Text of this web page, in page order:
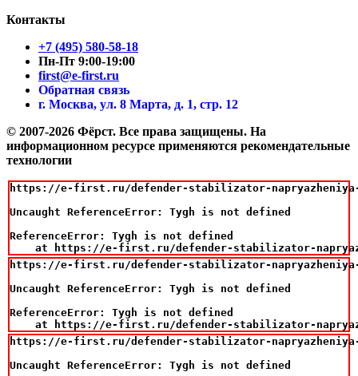
Контакты
+7 (495) 580-58-18
Пн-Пт 9:00-19:00
first@e-first.ru
Обратная связь
г. Москва, ул. 8 Марта, д. 1, стр. 12
© 2007-2026 Фёрст. Все права защищены. На
информационном ресурсе применяются рекомендательные
технологии
https://e-first.ru/defender-stabilizator-napryazheniya-
Uncaught ReferenceError: Tygh is not defined
ReferenceError: Tygh is not defined
at https://e-first.ru/defender-stabilizator-
https://e-first.ru/defender-stabilizator-napryazheniya-
Uncaught ReferenceError: Tygh is not defined
ReferenceError: Tygh is not defined
at https://e-first.ru/defender-stabilizator-
https://e-first.ru/defender-stabilizator-napryazheniya-
Uncaught ReferenceError: Tygh is not defined